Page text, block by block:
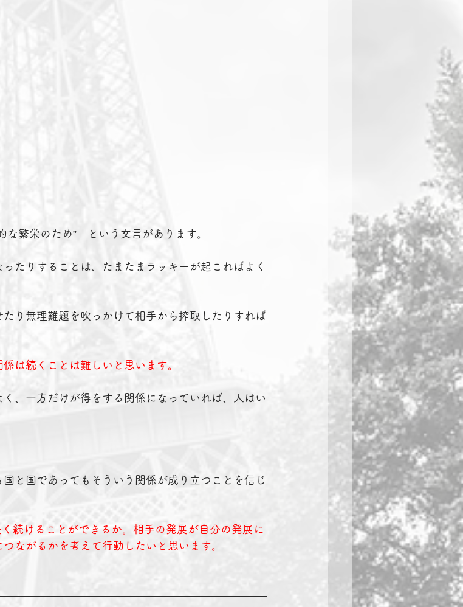
繁栄のため”　という文言があります。
たりすることは、たまたまラッキーが起こればよく
り無理難題を吹っかけて相手から搾取したりすれば
は続くことは難しいと思います。
、一方だけが得をする関係になっていれば、人はい
と国であってもそういう関係が成り立つことを信じ
続けることができるか。相手の発展が自分の発展に
ながるかを考えて行動したいと思います。